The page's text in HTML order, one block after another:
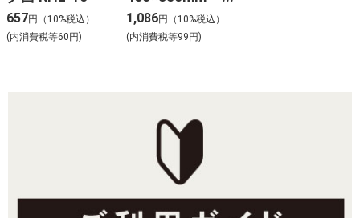
657円（10%税込）
(内消費税等60円)
290μ 2枚入
1,086円（10%税込）
(内消費税等99円)